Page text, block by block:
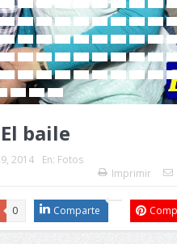
baile
2014 En: Fotos
Imprimir
0 Comparte